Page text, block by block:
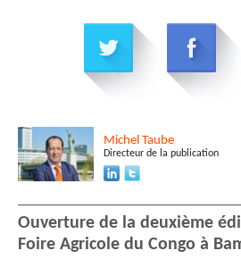
Michel Taube
Directeur de la publication
Ouverture de la deuxième
Foire Agricole du Congo à